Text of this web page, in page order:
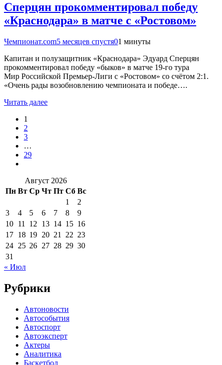
Сперцян прокомментировал победу
«Краснодара» в матче с «Ростовом»
Чемпионат.com5 месяцев спустя01 минуты
Капитан и полузащитник «Краснодара» Эдуард Сперцян
прокомментировал победу «быков» в матче 19-го тура
Мир Российской Премьер-Лиги с «Ростовом» со счётом 2:1.
«Очень рады возобновлению чемпионата и победе….
Читать далее
1
2
3
…
29
Август 2026
Пн Вт Ср Чт Пт Сб Вс
1
2
3
4 5 6 7 8
9
10 11 12 13 14 15 16
17 18 19 20 21 22 23
24 25 26 27 28 29 30
31
« Июл
Рубрики
Автоновости
Автособытия
Автоспорт
Автоэксперт
Актеры
Аналитика
Баскетбол